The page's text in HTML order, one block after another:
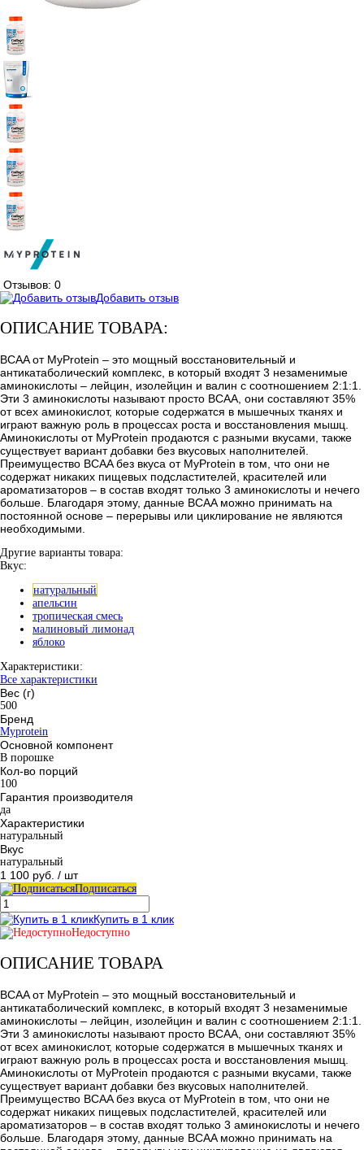
Отзывов: 0
Добавить отзыв
ОПИСАНИЕ ТОВАРА:
BCAA от MyProtein – это мощный восстановительный и
антикатаболический комплекс, в который входят 3 незаменимые
аминокислоты – лейцин, изолейцин и валин с соотношением 2:1:1.
Эти 3 аминокислоты называют просто BCAA, они составляют 35%
от всех аминокислот, которые содержатся в мышечных тканях и
играют важную роль в процессах роста и восстановления мышц.
Аминокислоты от MyProtein продаются с разными вкусами, также
существует вариант добавки без вкусовых наполнителей.
Преимущество BCAA без вкуса от MyProtein в том, что они не
содержат никаких пищевых подсластителей, красителей или
ароматизаторов – в состав входят только 3 аминокислоты и нечего
больше. Благодаря этому, данные BCAA можно принимать на
постоянной основе – перерывы или циклирование не являются
необходимыми.
Другие варианты товара:
Вкус:
натуральный
апельсин
тропическая смесь
малиновый лимонад
яблоко
Характеристики:
Все характеристики
Вес (г)
500
Бренд
Myprotein
Основной компонент
В порошке
Кол-во порций
100
Гарантия производителя
да
Характеристики
натуральный
Вкус
натуральный
1 100 руб. / шт
Подписаться
Купить в 1 клик
Недоступно
ОПИСАНИЕ ТОВАРА
BCAA от MyProtein – это мощный восстановительный и
антикатаболический комплекс, в который входят 3 незаменимые
аминокислоты – лейцин, изолейцин и валин с соотношением 2:1:1.
Эти 3 аминокислоты называют просто BCAA, они составляют 35%
от всех аминокислот, которые содержатся в мышечных тканях и
играют важную роль в процессах роста и восстановления мышц.
Аминокислоты от MyProtein продаются с разными вкусами, также
существует вариант добавки без вкусовых наполнителей.
Преимущество BCAA без вкуса от MyProtein в том, что они не
содержат никаких пищевых подсластителей, красителей или
ароматизаторов – в состав входят только 3 аминокислоты и нечего
больше. Благодаря этому, данные BCAA можно принимать на